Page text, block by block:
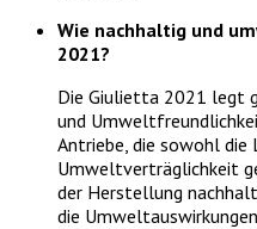
Wie nachhaltig und
2021?
Die Giulietta 2021 legt
und
Antriebe, die sowohl die
Umweltverträglichkeit
der Herstellung
die